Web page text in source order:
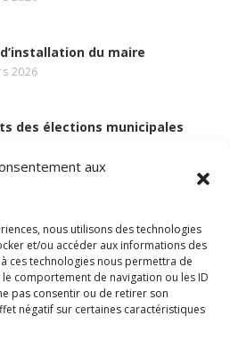
aux
nous utilisons des technologies
et/ou accéder aux informations des
ces technologies nous permettra de
comportement de navigation ou les ID
pas consentir ou de retirer son
négatif sur certaines caractéristiques
du maire
2026
des élections municipales